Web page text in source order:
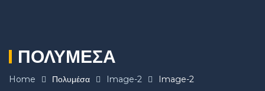
ΠΟΛΥΜΈΣΑ
Home Πολυμέσα Image-2 Image-2